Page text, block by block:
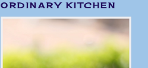
ORDINARY KITCHEN